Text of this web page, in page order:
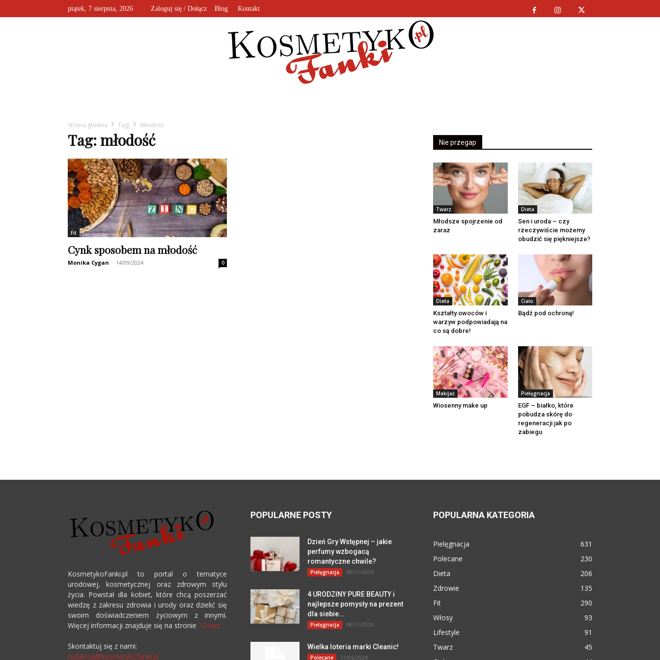
piątek, 7 sierpnia, 2026 Zaloguj się / Dołącz Blog Kontakt
Strona główna
Tagi Młodość
Tag: młodość
Fit
Cynk sposobem na młodość
Monika Cygan - 14/09/2024 0
Nie przegap
Twarz
Młodsze spojrzenie od
zaraz
Dieta
Sen i uroda – czy
rzeczywiście możemy
obudzić się piękniejsze?
Dieta
Kształty owoców i
warzyw podpowiadają na
co są dobre!
Ciało
Bądź pod ochroną!
Makijaż
Wiosenny make up
Pielęgnacja
EGF – białko, które
pobudza skórę do
regeneracji jak po
zabiegu
KosmetykoFanki.pl to portal o tematyce
urodowej, kosmetycznej oraz zdrowym stylu
życia. Powstał dla kobiet, które chcą poszerzać
wiedzę z zakresu zdrowia i urody oraz dzielić się
swoim doświadczeniem życiowym z innymi.
Więcej informacji znajduje się na stronie "O nas"
Skontaktuj się z nami:
redakcja@kosmetykofanki.pl
POPULARNE POSTY
Dzień Gry Wstępnej – jakie
perfumy wzbogacą
romantyczne chwile?
Pielęgnacja 08/11/2024
4 URODZINY PURE BEAUTY i
najlepsze pomysły na prezent
dla siebie...
Pielęgnacja 08/11/2024
Wielka loteria marki Cleanic!
Polecane 11/06/2024
POPULARNA KATEGORIA
Pielęgnacja
631
Polecane
230
Dieta
206
Zdrowie
135
Fit
290
Włosy
93
Lifestyle
91
Twarz
45